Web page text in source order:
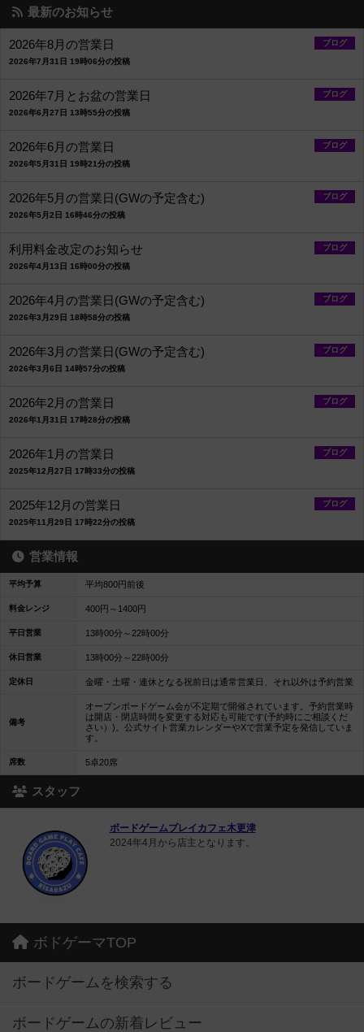
最新のお知らせ
ブログ
2026年8月の営業日
2026年7月31日 19時06分の投稿
ブログ
2026年7月とお盆の営業日
2026年6月27日 13時55分の投稿
ブログ
2026年6月の営業日
2026年5月31日 19時21分の投稿
ブログ
2026年5月の営業日(GWの予定含む)
2026年5月2日 16時46分の投稿
ブログ
利用料金改定のお知らせ
2026年4月13日 16時00分の投稿
ブログ
2026年4月の営業日(GWの予定含む)
2026年3月29日 18時58分の投稿
ブログ
2026年3月の営業日(GWの予定含む)
2026年3月6日 14時57分の投稿
ブログ
2026年2月の営業日
2026年1月31日 17時28分の投稿
ブログ
2026年1月の営業日
2025年12月27日 17時33分の投稿
ブログ
2025年12月の営業日
2025年11月29日 17時22分の投稿
営業情報
平均予算 平均800円前後
料金レンジ 400円～1400円
平日営業 13時00分～22時00分
休日営業 13時00分～22時00分
定休日 金曜・土曜・連休となる祝前日は通常営業日、それ以外は予約営業
備考
オープンボードゲーム会が不定期で開催されています。予約営業時
は開店・閉店時間を変更する対応も可能です(予約時にご相談くだ
さい）)。公式サイト営業カレンダーやXで営業予定を発信していま
す。
席数 5卓20席
スタッフ
ボードゲームプレイカフェ木更津
2024年4月から店主となります。
ボドゲーマTOP
ボードゲームを検索する
ボードゲームの新着レビュー